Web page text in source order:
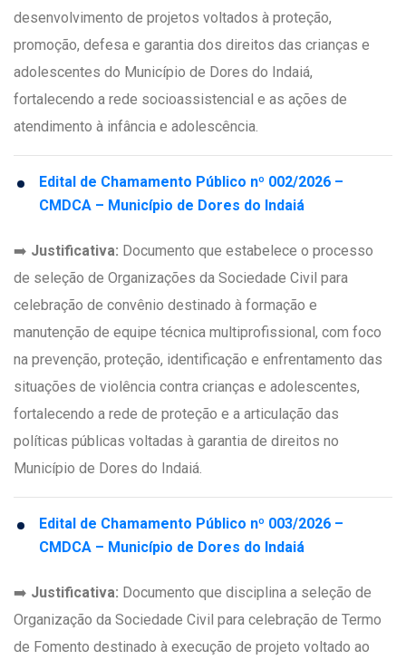
desenvolvimento de projetos voltados à proteção,
promoção, defesa e garantia dos direitos das crianças e
adolescentes do Município de Dores do Indaiá,
fortalecendo a rede socioassistencial e as ações de
atendimento à infância e adolescência.
Edital de Chamamento Público nº 002/2026 –
CMDCA – Município de Dores do Indaiá
➡️ Justificativa: Documento que estabelece o processo
de seleção de Organizações da Sociedade Civil para
celebração de convênio destinado à formação e
manutenção de equipe técnica multiprofissional, com foco
na prevenção, proteção, identificação e enfrentamento das
situações de violência contra crianças e adolescentes,
fortalecendo a rede de proteção e a articulação das
políticas públicas voltadas à garantia de direitos no
Município de Dores do Indaiá.
Edital de Chamamento Público nº 003/2026 –
CMDCA – Município de Dores do Indaiá
➡️ Justificativa: Documento que disciplina a seleção de
Organização da Sociedade Civil para celebração de Termo
de Fomento destinado à execução de projeto voltado ao